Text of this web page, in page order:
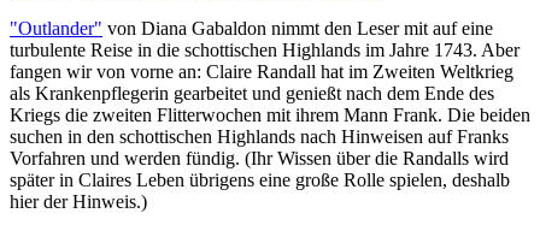
"Outlander" von Diana Gabaldon nimmt den Leser mit auf eine
turbulente Reise in die schottischen Highlands im Jahre 1743. Aber
fangen wir von vorne an: Claire Randall hat im Zweiten Weltkrieg
als Krankenpflegerin gearbeitet und genießt nach dem Ende des
Kriegs die zweiten Flitterwochen mit ihrem Mann Frank. Die beiden
suchen in den schottischen Highlands nach Hinweisen auf Franks
Vorfahren und werden fündig. (Ihr Wissen über die Randalls wird
später in Claires Leben übrigens eine große Rolle spielen, deshalb
hier der Hinweis.)